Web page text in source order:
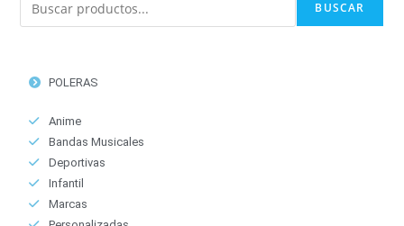
BUSCAR
POLERAS
Anime
Bandas Musicales
Deportivas
Infantil
Marcas